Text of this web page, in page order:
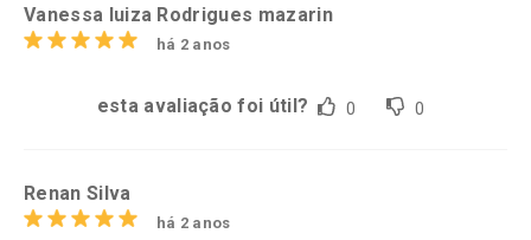
Vanessa luiza Rodrigues mazarin
há 2 anos
esta avaliação foi útil? 0 0
Renan Silva
há 2 anos